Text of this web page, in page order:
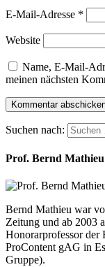
E-Mail-Adresse *
Website
Name, E-Mail-
meinen nächsten
Suchen nach:
Prof. Bernd Mathieu
Bernd Mathieu war
Zeitung und ab 2003
Honorarprofessor der
ProContent gAG in
Gruppe).